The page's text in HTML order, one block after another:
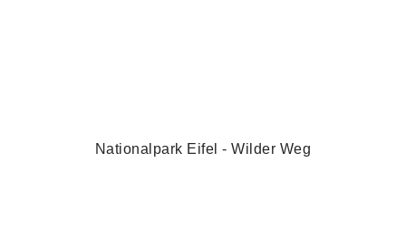
Nationalpark Eifel - Wilder Weg